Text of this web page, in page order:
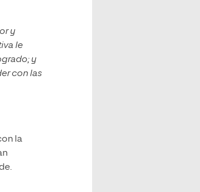
y
le
y
con las
la